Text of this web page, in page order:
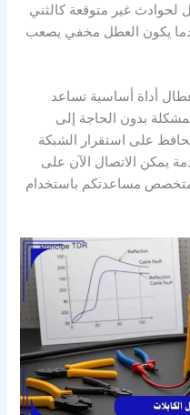
لحوادث غير متوقعة كالثني
يكون العطل مخفي يصعب
أداة أساسية تساعد
بدون الحاجة إلى
على استقرار الشبكة
يمكن الاتصال الآن على
فريق متخصص مساعدتكم باستخدام